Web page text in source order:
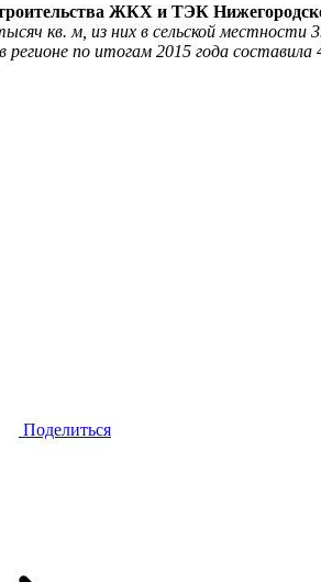
ЖКХ и ТЭК
кв. м, из них в сельской
по итогам 2015 года составила
Поделиться